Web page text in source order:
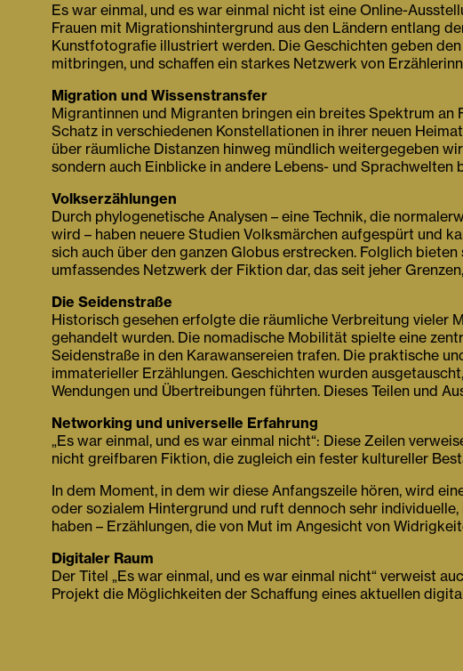
Es war einmal, und es war einmal nicht ist eine Online-
Frauen mit Migrationshintergrund aus den Ländern entlang
Kunstfotografie illustriert werden. Die Geschichten geben
mitbringen, und schaffen ein starkes Netzwerk von
Migration und Wissenstransfer
Migrantinnen und Migranten bringen ein breites Spektrum an
Schatz in verschiedenen Konstellationen in ihrer neuen
über räumliche Distanzen hinweg mündlich weitergegeben
sondern auch Einblicke in andere Lebens- und Sprachwelten
Volkserzählungen
Durch phylogenetische Analysen – eine Technik, die
wird – haben neuere Studien Volksmärchen aufgespürt und
sich auch über den ganzen Globus erstrecken. Folglich
umfassendes Netzwerk der Fiktion dar, das seit jeher
Die Seidenstraße
Historisch gesehen erfolgte die räumliche Verbreitung vieler
gehandelt wurden. Die nomadische Mobilität spielte eine
Seidenstraße in den Karawansereien trafen. Die praktische
immaterieller Erzählungen. Geschichten wurden
Wendungen und Übertreibungen führten. Dieses Teilen und
Networking und universelle Erfahrung
„Es war einmal, und es war einmal nicht“: Diese Zeilen
nicht greifbaren Fiktion, die zugleich ein fester kultureller
In dem Moment, in dem wir diese Anfangszeile hören, wird
oder sozialem Hintergrund und ruft dennoch sehr
haben – Erzählungen, die von Mut im Angesicht von
Digitaler Raum
Der Titel „Es war einmal, und es war einmal nicht“ verweist
Projekt die Möglichkeiten der Schaffung eines aktuellen